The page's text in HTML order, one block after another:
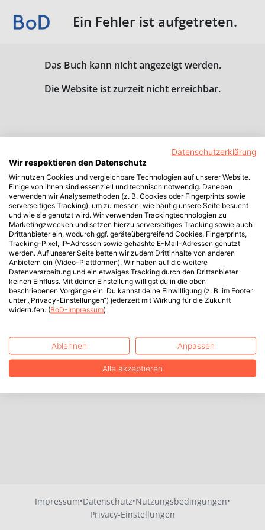
Ein Fehler ist aufgetreten.
Das Buch kann nicht angezeigt werden.
Die Website ist zurzeit nicht erreichbar.
Impressum·Datenschutz·Nutzungsbedingungen·
Privacy-Einstellungen
Datenschutzerklärung
Wir respektieren den Datenschutz
Wir nutzen Cookies und vergleichbare Technologien auf unserer Website.
Einige von ihnen sind essenziell und technisch notwendig. Daneben
verwenden wir Analysemethoden (z. B. Cookies oder Fingerprints sowie
serverseitiges Tracking), um zu messen, wie häufig unsere Seite besucht
und wie sie genutzt wird. Wir verwenden Trackingtechnologien zu
Marketingzwecken und setzen hierzu serverseitiges Tracking sowie auch
Drittanbieter ein, wodurch ggf. geräteübergreifend Cookies, Fingerprints,
Tracking-Pixel, IP-Adressen sowie gehashte E-Mail-Adressen genutzt
werden. Auf unserer Seite betten wir zudem Drittinhalte von anderen
Anbietern ein (Video-Plattformen). Wir haben auf die weitere
Datenverarbeitung und ein etwaiges Tracking durch den Drittanbieter
keinen Einfluss. Mit deiner Einstellung willigst du in die oben
beschriebenen Vorgänge ein. Du kannst deine Einwilligung (z. B. im Footer
unter „Privacy-Einstellungen“) jederzeit mit Wirkung für die Zukunft
widerrufen. (BoD-Impressum)
Ablehnen Anpassen
Alle akzeptieren